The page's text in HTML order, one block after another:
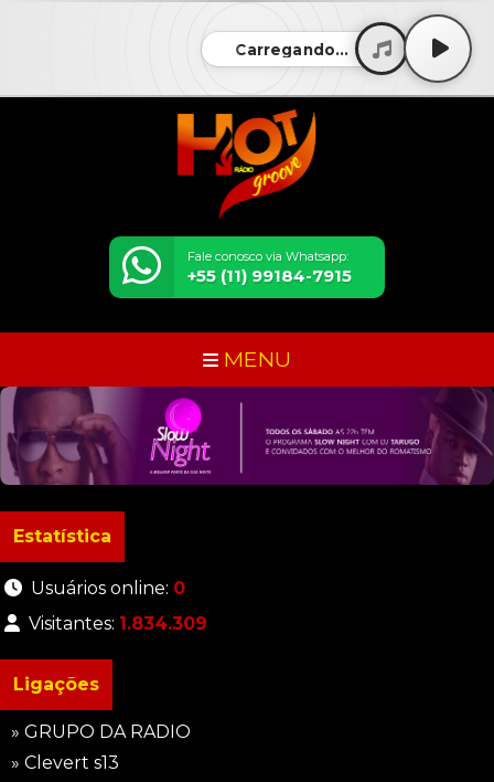
Carregando...
Fale conosco via Whatsapp:
+55 (11) 99184-7915
MENU
Estatística
Usuários online: 0
Visitantes: 1.834.309
Ligações
» GRUPO DA RADIO
» Clevert s13